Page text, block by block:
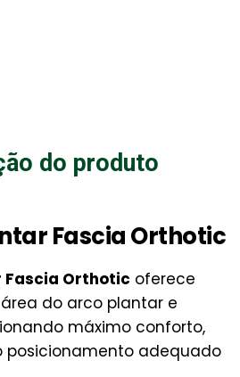
do produto
Fascia Orthotic
Fascia Orthotic oferece
área do arco plantar e
máximo conforto,
posicionamento adequado